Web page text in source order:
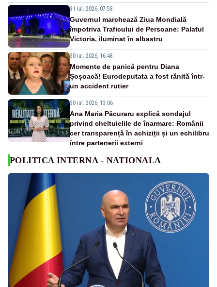
31 iul. 2026, 07:58
Guvernul marchează Ziua Mondială
împotriva Traficului de Persoane: Palatul
Victoria, iluminat în albastru
30 iul. 2026, 16:48
Momente de panică pentru Diana
Șoșoacă! Eurodeputata a fost rănită într-
un accident rutier
30 iul. 2026, 13:06
Ana Maria Păcuraru explică sondajul
privind cheltuielile de înarmare: Românii
cer transparență în achiziții și un echilibru
între partenerii externi
POLITICA INTERNA - NATIONALA